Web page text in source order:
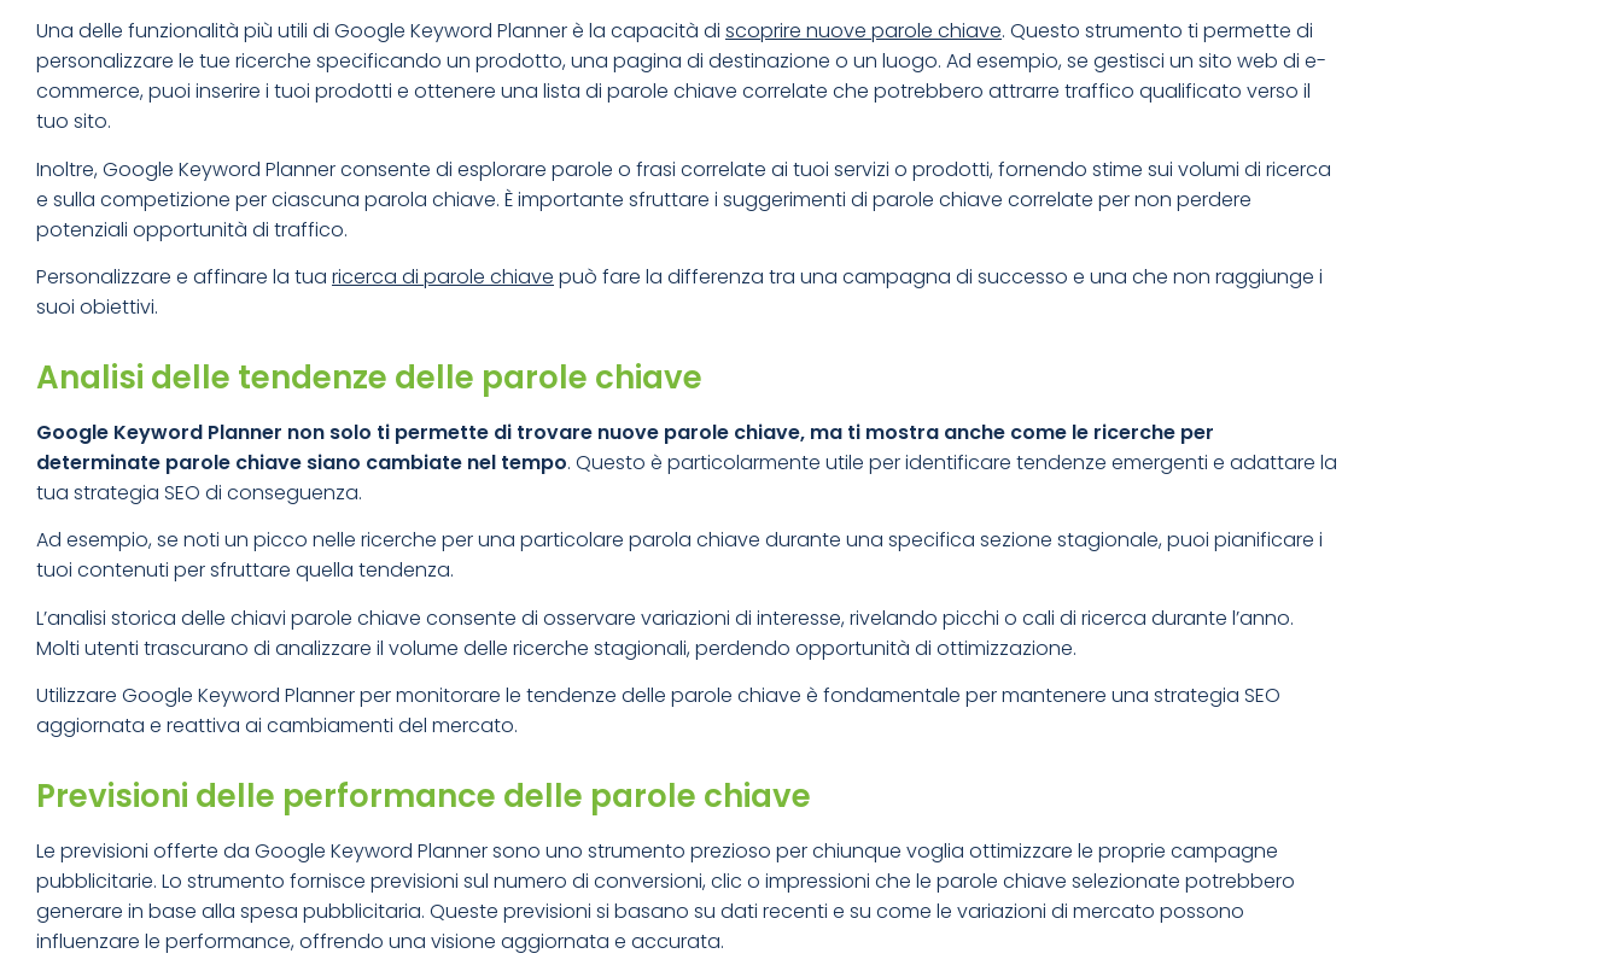
Una delle funzionalità più utili di Google Keyword Planner è la capacità di scoprire nuove parole chiave. Questo strumento ti permette di
personalizzare le tue ricerche specificando un prodotto, una pagina di destinazione o un luogo. Ad esempio, se gestisci un sito web di e-
commerce, puoi inserire i tuoi prodotti e ottenere una lista di parole chiave correlate che potrebbero attrarre traffico qualificato verso il
tuo sito.
Inoltre, Google Keyword Planner consente di esplorare parole o frasi correlate ai tuoi servizi o prodotti, fornendo stime sui volumi di ricerca
e sulla competizione per ciascuna parola chiave. È importante sfruttare i suggerimenti di parole chiave correlate per non perdere
potenziali opportunità di traffico.
Personalizzare e affinare la tua ricerca di parole chiave può fare la differenza tra una campagna di successo e una che non raggiunge i
suoi obiettivi.
Analisi delle tendenze delle parole chiave
Google Keyword Planner non solo ti permette di trovare nuove parole chiave, ma ti mostra anche come le ricerche per
determinate parole chiave siano cambiate nel tempo. Questo è particolarmente utile per identificare tendenze emergenti e adattare la
tua strategia SEO di conseguenza.
Ad esempio, se noti un picco nelle ricerche per una particolare parola chiave durante una specifica sezione stagionale, puoi pianificare i
tuoi contenuti per sfruttare quella tendenza.
L’analisi storica delle chiavi parole chiave consente di osservare variazioni di interesse, rivelando picchi o cali di ricerca durante l’anno.
Molti utenti trascurano di analizzare il volume delle ricerche stagionali, perdendo opportunità di ottimizzazione.
Utilizzare Google Keyword Planner per monitorare le tendenze delle parole chiave è fondamentale per mantenere una strategia SEO
aggiornata e reattiva ai cambiamenti del mercato.
Previsioni delle performance delle parole chiave
Le previsioni offerte da Google Keyword Planner sono uno strumento prezioso per chiunque voglia ottimizzare le proprie campagne
pubblicitarie. Lo strumento fornisce previsioni sul numero di conversioni, clic o impressioni che le parole chiave selezionate potrebbero
generare in base alla spesa pubblicitaria. Queste previsioni si basano su dati recenti e su come le variazioni di mercato possono
influenzare le performance, offrendo una visione aggiornata e accurata.